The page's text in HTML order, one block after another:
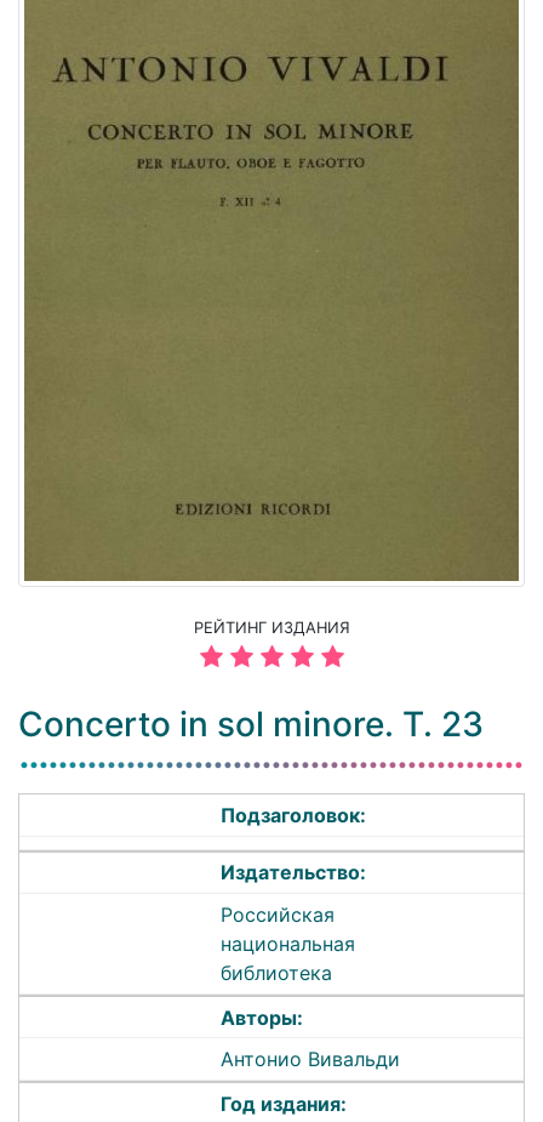
РЕЙТИНГ ИЗДАНИЯ
Concerto in sol minore. Т. 23
Подзаголовок:
Издательство:
Российская
национальная
библиотека
Авторы:
Антонио Вивальди
Год издания: